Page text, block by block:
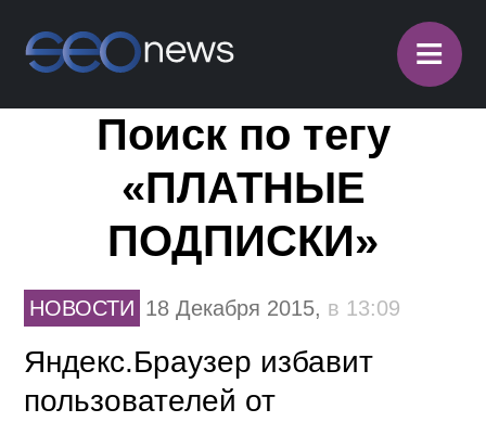
≡
Поиск по тегу
«ПЛАТНЫЕ
ПОДПИСКИ»
НОВОСТИ 18 Декабря 2015, в 13:09
Яндекс.Браузер избавит
пользователей от